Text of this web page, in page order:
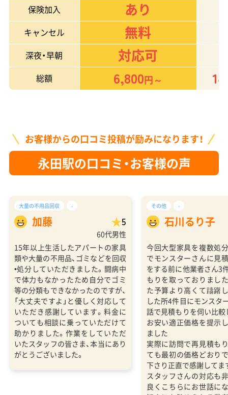
保険加入 あり
キャンセル 無料
深夜・早朝 対応可
総額
6,800円～
お客様からの口コミ投稿が励みになります！
永田駅の口コミ・お客様の声
大量の不用品回収 -
加藤 5
60代男性
15年以上生活したアパートの家具
類や大量の不用品、ゴミなどを回収
•処分していただきました。闘病中
で体力もなかったため自分でゴミ
等の分類もできなかったのですが、
「大丈夫ですよ」と優しく対応して
いただき感謝しています。料金に
ついても相談に乗っていただけて
助かりました。作業をしていただ
いたスタッフの皆さま、本当にあり
がとうございました。
その他 -
石川るり子
今回大型家具を複数処
でモンスターさんに見
をする前に他業者さん3
もりを取っておりまし
た予算より高くて躊躇
した所4件目にモンスタ
話で見積もりを伺い比
お安い適正価格を提示
ました
実際に訪問で再見積も
ても最初の価格どおり
下さり正直で感謝してま
スタッフさんの対応も
良くこちらにお世話に